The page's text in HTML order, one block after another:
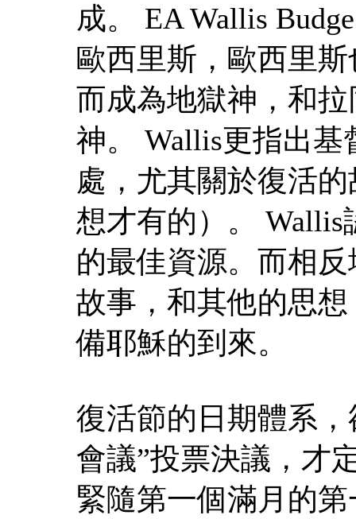
成。 EA Wallis
歐西里斯，歐西里
而成為地獄神，和
神。 Wallis更指出
處，尤其關於復活
想才有的）。
的最佳資源。而相
故事，和其他的思
備耶穌的到來。
復活節的日期體系
會議”投票決議，才
緊隨第一個滿月的